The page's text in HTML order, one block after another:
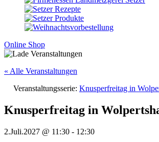
Online Shop
« Alle Veranstaltungen
Veranstaltungsserie: Knusperfreitag in
Knusperfreitag in
2.Juli.2027 @ 11:30 - 12:30